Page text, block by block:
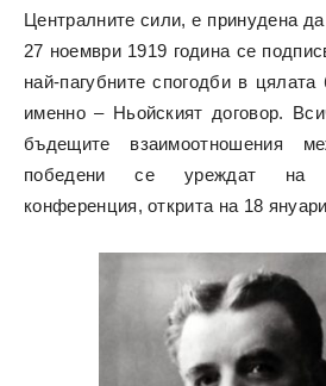
Централните сили, е принудена
27 ноември 1919 година се
най-пагубните спогодби в цялата
именно – Ньойският договор.
бъдещите взаимоотношения
победени се уреждат на
конференция, открита на 18